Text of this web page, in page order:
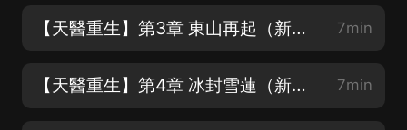
【天醫重生】第3章 東山再起（新書求賞月票、訂閱加關注） 7min
【天醫重生】第4章 冰封雪蓮（新書求賞月票、訂閱加關注） 7min